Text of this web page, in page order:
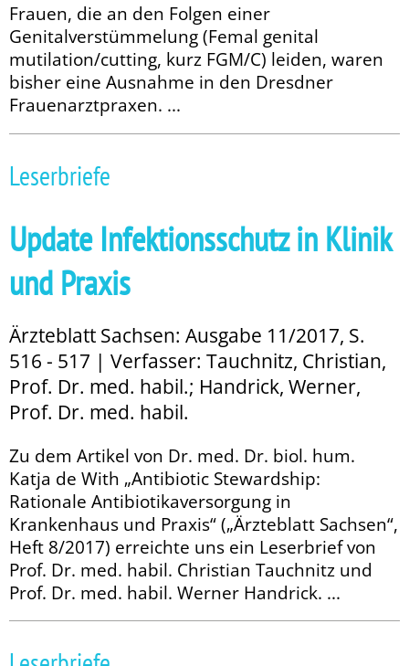
Frauen, die an den Folgen einer
Genitalverstümmelung (Femal genital
mutilation/cutting, kurz FGM/C) leiden, waren
bisher eine Ausnahme in den Dresdner
Frauenarztpraxen. ...
Leserbriefe
Update Infektionsschutz in Klinik
und Praxis
Ärzteblatt Sachsen: Ausgabe 11/2017, S.
516 - 517 | Verfasser: Tauchnitz, Christian,
Prof. Dr. med. habil.; Handrick, Werner,
Prof. Dr. med. habil.
Zu dem Artikel von Dr. med. Dr. biol. hum.
Katja de With „Anti­biotic Stewardship:
Rationale Antibiotikaversorgung in
Krankenhaus und Praxis“ („Ärzteblatt Sachsen“,
Heft 8/2017) erreichte uns ein Leserbrief von
Prof. Dr. med. habil. Christian Tauchnitz und
Prof. Dr. med. habil. Werner Handrick. ...